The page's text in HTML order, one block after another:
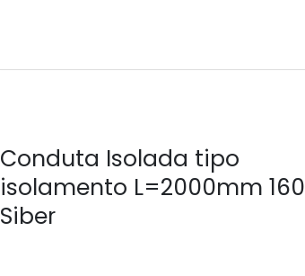
Conduta Isolada tipo
isolamento L=2000mm 160
Siber